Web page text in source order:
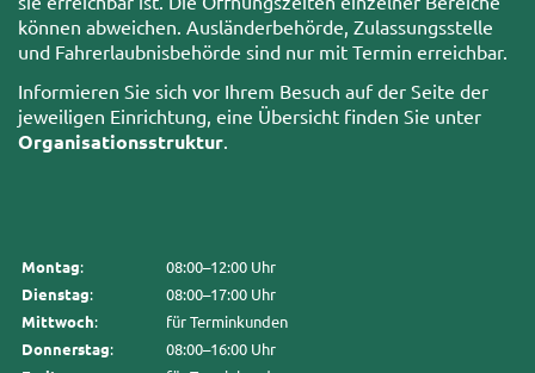
können abweichen. Ausländerbehörde, Zulassungsstelle
und Fahrerlaubnisbehörde sind nur mit Termin erreichbar.
Informieren Sie sich vor Ihrem Besuch auf der Seite der
jeweiligen Einrichtung, eine Übersicht finden Sie unter
Organisationsstruktur.
Montag:
08:00–12:00 Uhr
Dienstag:
08:00–17:00 Uhr
Mittwoch:
für Terminkunden
Donnerstag:
08:00–16:00 Uhr